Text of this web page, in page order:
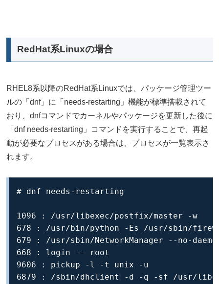
RedHat系Linuxの場合
RHEL8系以降のRedHat系Linuxでは、パッケージ管理ツー
ルの「dnf」に「needs-restarting」機能が標準搭載されて
おり、dnfコマンドでカーネルやパッケージを更新した後に
「dnf needs-restarting」コマンドを実行することで、再起
動が必要なプロセスがある場合は、プロセスが一覧表示さ
れます。
# dnf needs-restarting
1096 : /usr/libexec/postfix/master -w
678 : /usr/bin/python -Es /usr/sbin/
679 : /usr/sbin/NetworkManager --no-
668 : login -- root
9606 : pickup -l -t unix -u
6879 : /sbin/dhclient -d -q -sf /usr/